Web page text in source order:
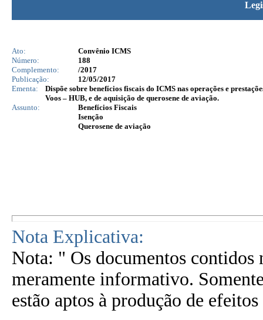
Ato:
Convênio ICMS
Número:
188
Complemento:
/2017
Publicação:
12/05/2017
Ementa:
Dispõe sobre benefícios fiscais do ICMS nas operações e
Voos – HUB, e de aquisição de querosene de aviação.
Assunto:
Benefícios Fiscais
Isenção
Querosene de aviação
Nota Explicativa:
Nota: " Os documentos contidos
meramente informativo.
estão aptos à produção de